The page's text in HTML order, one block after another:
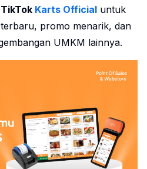
Karts Official untuk
promo menarik, dan
UMKM lainnya.